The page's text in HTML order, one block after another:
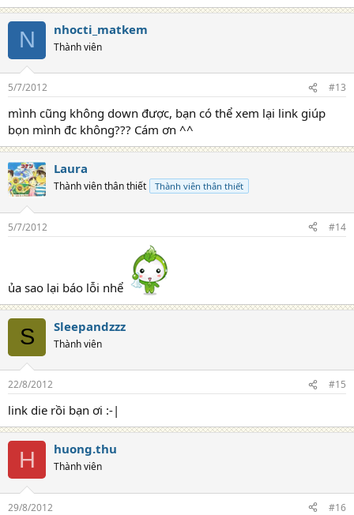
N nhocti_matkem
Thành viên
5/7/2012 #13
mình cũng không down được, bạn có thể xem lại link giúp
bọn mình đc không??? Cám ơn ^^
Laura
Thành viên thân thiết Thành viên thân thiết
5/7/2012 #14
ủa sao lại báo lỗi nhể
S Sleepandzzz
Thành viên
22/8/2012 #15
link die rồi bạn ơi :-|
H huong.thu
Thành viên
29/8/2012 #16